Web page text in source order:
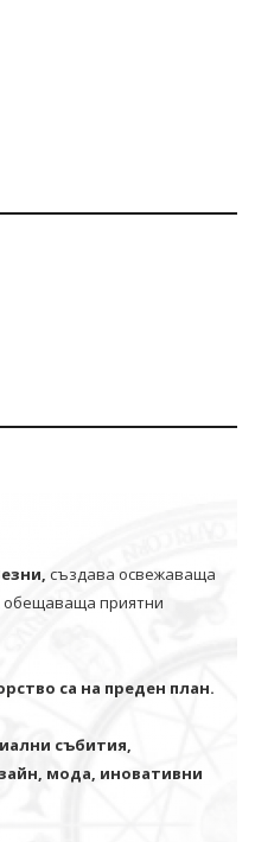
създава освежаваща
обещаваща приятни
са на преден план.
събития,
мода, иновативни